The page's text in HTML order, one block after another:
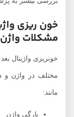
خون ریزی
مشکلات واژن
خونریزی واژینال بعد
مختلف در واژن و
پارگی‌ واژن